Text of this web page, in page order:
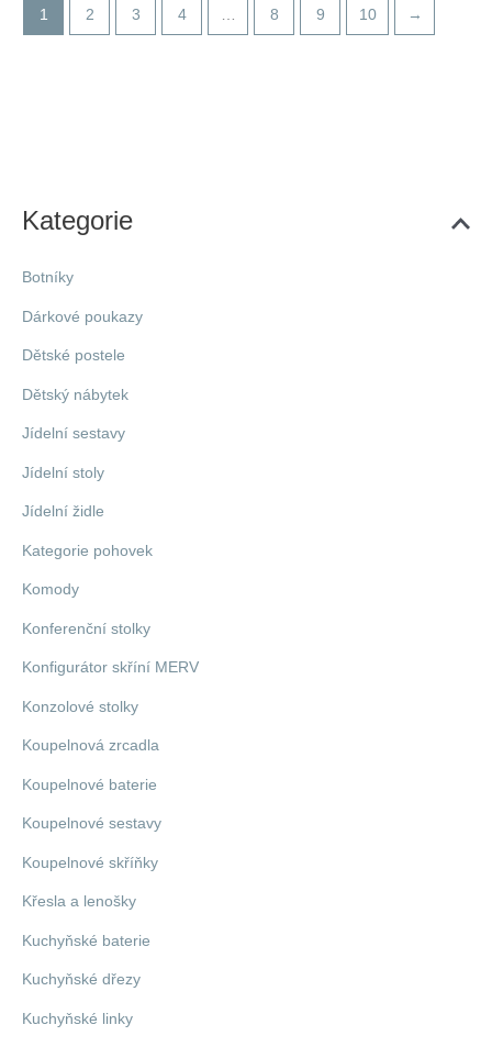
Kategorie
Botníky
Dárkové poukazy
Dětské postele
Dětský nábytek
Jídelní sestavy
Jídelní stoly
Jídelní židle
Kategorie pohovek
Komody
Konferenční stolky
Konfigurátor skříní MERV
Konzolové stolky
Koupelnová zrcadla
Koupelnové baterie
Koupelnové sestavy
Koupelnové skříňky
Křesla a lenošky
Kuchyňské baterie
Kuchyňské dřezy
Kuchyňské linky
1 2 3 4 … 8 9 10 →